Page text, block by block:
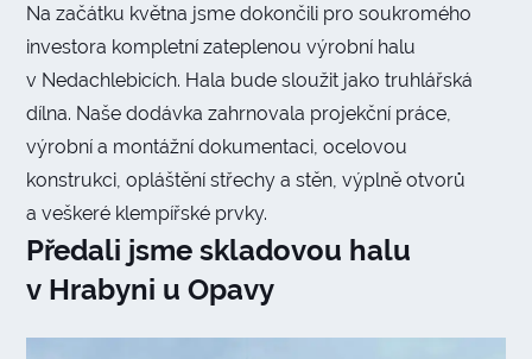
Na začátku května jsme dokončili pro soukromého
investora kompletní zateplenou výrobní halu
v Nedachlebicích. Hala bude sloužit jako truhlářská
dílna. Naše dodávka zahrnovala projekční práce,
výrobní a montážní dokumentaci, ocelovou
konstrukci, opláštění střechy a stěn, výplně otvorů
a veškeré klempířské prvky.
Předali jsme skladovou halu
v Hrabyni u Opavy